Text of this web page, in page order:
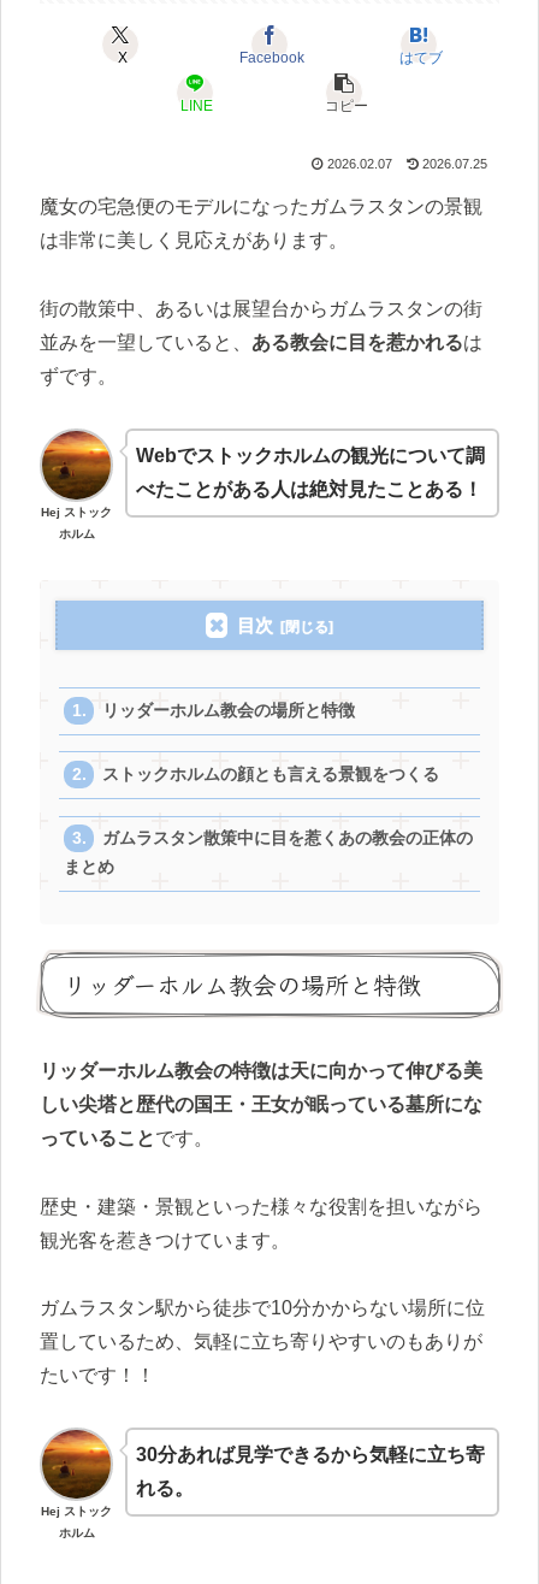
X Facebook はてブ
LINE コピー
2026.02.07 2026.07.25
魔女の宅急便のモデルになったガムラスタンの景観
は非常に美しく見応えがあります。
街の散策中、あるいは展望台からガムラスタンの街
並みを一望していると、 ある教会に目を惹かれるは
ずです。
Hej ストック
ホルム
Webでストックホルムの観光について調
べたことがある人は絶対見たことある！
目次
リッダーホルム教会の場所と特徴
ストックホルムの顔とも言える景観をつくる
ガムラスタン散策中に目を惹くあの教会の正体の
まとめ
リッダーホルム教会の場所と特徴
リッダーホルム教会の特徴は天に向かって伸びる美
しい尖塔と歴代の国王・王女が眠っている墓所にな
っていることです。
歴史・建築・景観といった様々な役割を担いながら
観光客を惹きつけています。
ガムラスタン駅から徒歩で10分かからない場所に位
置しているため、気軽に立ち寄りやすいのもありが
たいです！！
Hej ストック
ホルム
30分あれば見学できるから気軽に立ち寄
れる。